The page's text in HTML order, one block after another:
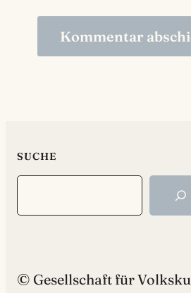
SUCHE
© Gesellschaft für